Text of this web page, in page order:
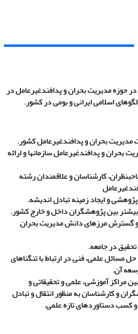
حوزه مدیریت بحران و پدافندغیرعامل در
اسلامی ایرانی و بومی در کشور.
بحران و پدافندغیرعامل کشور.
بحران و پدافندغیرعامل سازمانها و ارائه
کارشناسان و علاقمندان رشته
و ایجاد زمینه تبادل اندیشه.
بیشتر بین پژوهشگران داخل و خارج کشور.
گسترش مرزهای دانش مدیریت بحران
تحقیق در جامعه.
مسائل علمی، فنی در ارتباط با تنگناهای
آن.
مراکز آموزشی، علمی و تحقیقاتی و
و کارشناسان به منظور انتقال و تبادل
و کسب دستاوردهای تازه علمی.